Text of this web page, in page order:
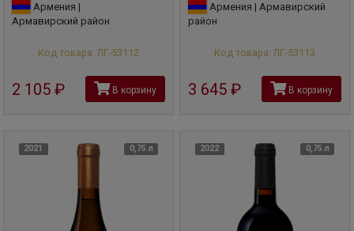
Армения |
Армавирский район
Код товара: ЛГ-53112
2 105 руб В корзину
Армения | Армавирский
район
Код товара: ЛГ-53113
3 645 руб В корзину
2021 0,75 л 2022 0,75 л